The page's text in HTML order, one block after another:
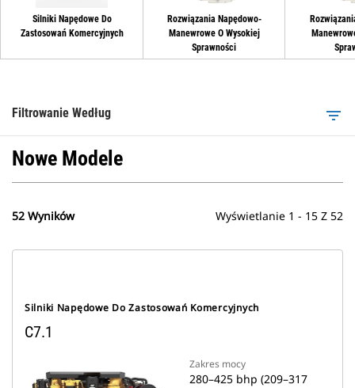
Silniki Napędowe Do
Zastosowań Komercyjnych
Rozwiązania Napędowo-
Manewrowe O Wysokiej
Sprawności
Filtrowanie Według filter_list
Nowe Modele
52 Wyników Wyświetlanie 1 - 15 Z 52
Silniki Napędowe Do Zastosowań Komercyjnych
C7.1
Zakres mocy
280–425 bhp (209–317